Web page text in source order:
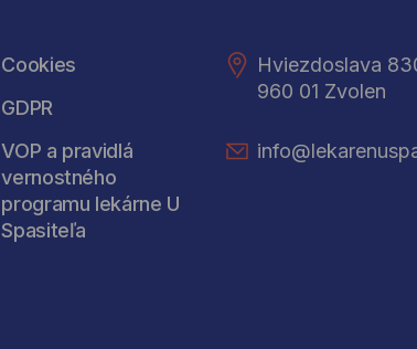
Cookies
GDPR
VOP a pravidlá
vernostného
programu lekárne U
Spasiteľa
Hviezdoslava
960 01 Zvolen